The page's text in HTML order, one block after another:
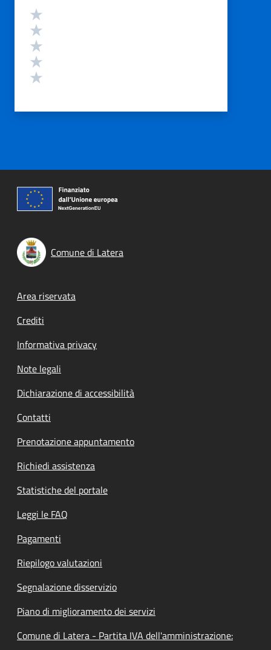
Valutazione
Comune di Latera
Footer menu
Area riservata
Crediti
Informativa privacy
Note legali
Dichiarazione di accessibilità
Contatti
Prenotazione appuntamento
Richiedi assistenza
Statistiche del portale
Leggi le FAQ
Pagamenti
Riepilogo valutazioni
Segnalazione disservizio
Piano di miglioramento dei servizi
Comune di Latera - Partita IVA dell'amministrazione: